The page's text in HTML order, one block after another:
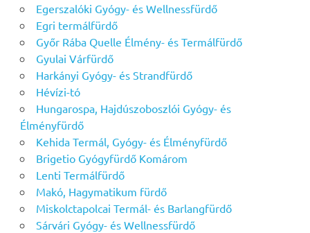
Egerszalóki Gyógy- és Wellnessfürdő
Egri termálfürdő
Győr Rába Quelle Élmény- és Termálfürdő
Gyulai Várfürdő
Harkányi Gyógy- és Strandfürdő
Hévízi-tó
Hungarospa, Hajdúszoboszlói Gyógy- és
Élményfürdő
Kehida Termál, Gyógy- és Élményfürdő
Brigetio Gyógyfürdő Komárom
Lenti Termálfürdő
Makó, Hagymatikum fürdő
Miskolctapolcai Termál- és Barlangfürdő
Sárvári Gyógy- és Wellnessfürdő